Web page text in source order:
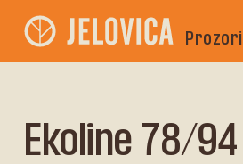
Prozori
Ekoline 78/94